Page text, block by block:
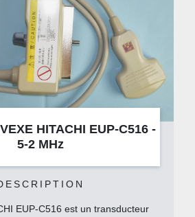
HITACHI EUP-C516 -
5-2 MHz
EUP-C516 est un transducteur